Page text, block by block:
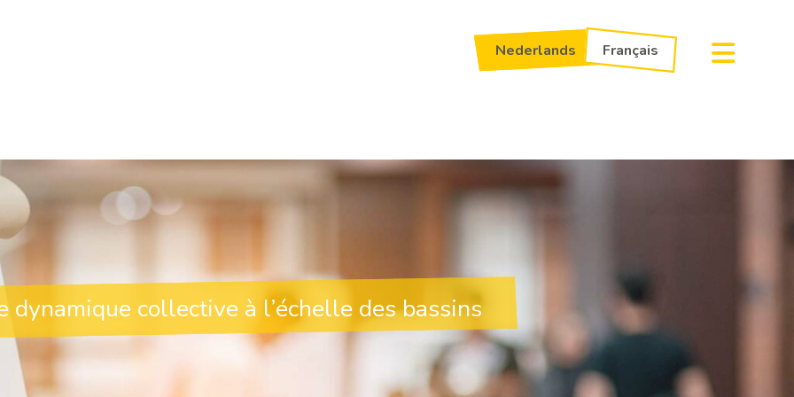
Nederlands Français
dynamique collective à l’échelle des bassins